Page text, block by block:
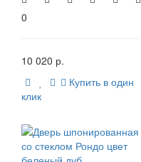
0
10 020 р.
Купить в один
клик